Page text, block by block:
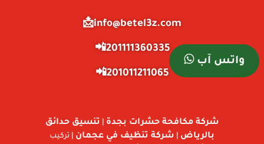
info@betel3z.com📩
201111360335📲
201011211065📲
واتس آب
شركة مكافحة حشرات بجدة
تنسيق حدائق
بالرياض
شركة تنظيف في عجمان | تركيب